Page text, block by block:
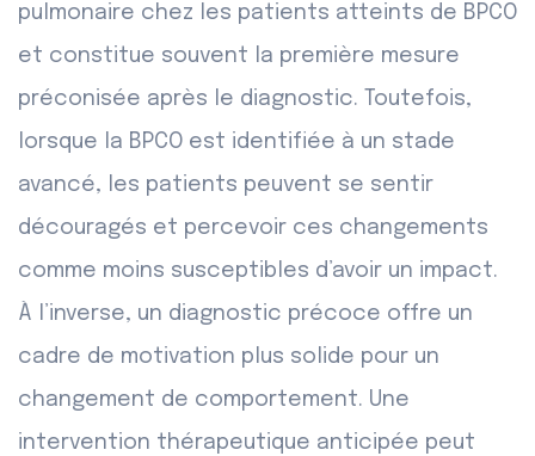
pulmonaire chez les patients atteints de BPCO
et constitue souvent la première mesure
préconisée après le diagnostic. Toutefois,
lorsque la BPCO est identifiée à un stade
avancé, les patients peuvent se sentir
découragés et percevoir ces changements
comme moins susceptibles d’avoir un impact.
À l’inverse, un diagnostic précoce offre un
cadre de motivation plus solide pour un
changement de comportement. Une
intervention thérapeutique anticipée peut